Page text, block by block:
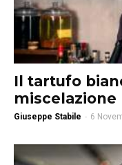
Il tartufo
miscelazione
Giuseppe Stabile - 6